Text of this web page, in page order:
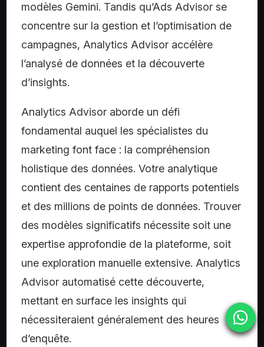
modèles Gemini. Tandis qu’Ads Advisor se
concentre sur la gestion et l’optimisation de
campagnes, Analytics Advisor accélère
l’analysé de données et la découverte
d’insights.
Analytics Advisor aborde un défi
fondamental auquel les spécialistes du
marketing font face : la compréhension
holistique des données. Votre analytique
contient des centaines de rapports potentiels
et des millions de points de données. Trouver
des modèles significatifs nécessite soit une
expertise approfondie de la plateforme, soit
une exploration manuelle extensive. Analytics
Advisor automatisé cette découverte,
mettant en surface les insights qui
nécessiteraient généralement des heures
d’enquête.